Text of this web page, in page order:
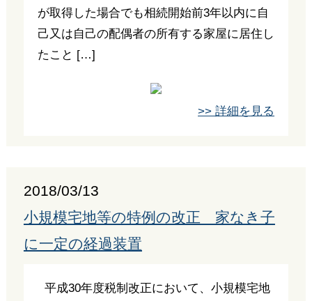
が取得した場合でも相続開始前3年以内に自
己又は自己の配偶者の所有する家屋に居住し
たこと […]
>> 詳細を見る
2018/03/13
小規模宅地等の特例の改正 家なき子
に一定の経過装置
平成30年度税制改正において、小規模宅地